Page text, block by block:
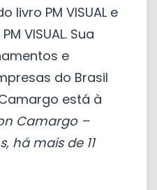
livro PM VISUAL e
VISUAL. Sua
e
do Brasil
está à
Camargo –
há mais de 11